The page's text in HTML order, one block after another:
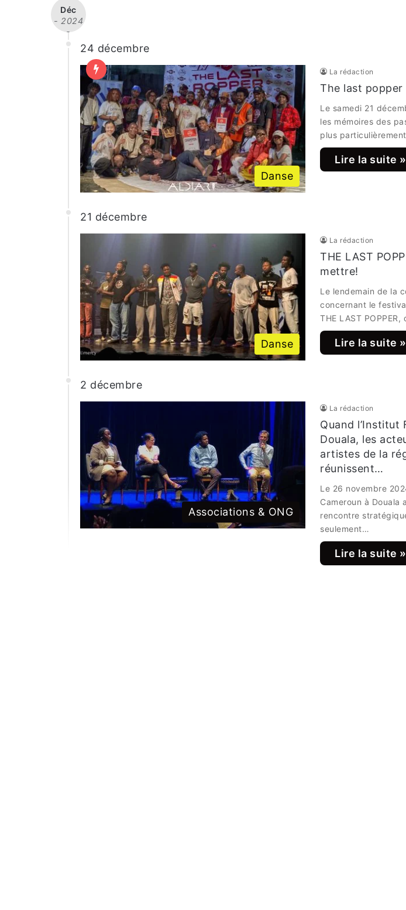
Déc
- 2024
-
24 décembre
Danse
La rédaction
The last popper
Le samedi 21
les mémoires des
plus
Lire la suite »
21 décembre
Danse
La rédaction
THE LAST
mettre!
Le lendemain de la
concernant le
THE LAST
Lire la suite »
2 décembre
Associations & ONG
La rédaction
Quand l’Institut
Douala, les
artistes de la
réunissent…
Le 26 novembre
Cameroun à Douala
rencontre
seulement…
Lire la suite »